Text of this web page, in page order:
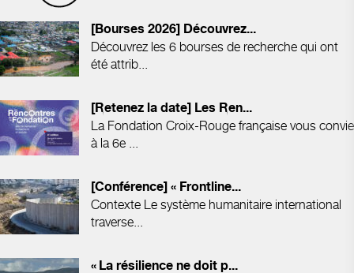
[Bourses 2026] Découvrez...
Découvrez les 6 bourses de recherche qui ont
été attrib...
[Retenez la date] Les Ren...
La Fondation Croix-Rouge française vous convie
à la 6e ...
[Conférence] « Frontline...
Contexte Le système humanitaire international
traverse...
« La résilience ne doit p...